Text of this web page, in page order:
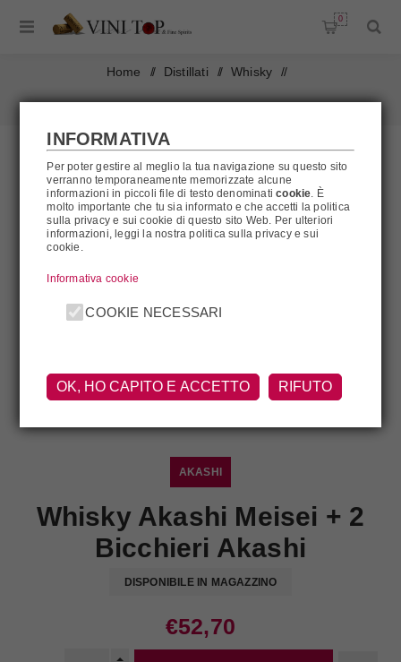
0
Home / Distillati / Whisky /
AKASHI
Whisky Akashi Meisei + 2
Bicchieri Akashi
DISPONIBILE IN MAGAZZINO
€52,70
INFORMATIVA
Per poter gestire al meglio la tua navigazione su questo sito
verranno temporaneamente memorizzate alcune
informazioni in piccoli file di testo denominaticookie . È
molto importante che tu sia informato e che accetti la politica
sulla privacy e sui cookie di questo sito Web. Per ulteriori
informazioni, leggi la nostra politica sulla privacy e sui
cookie.
Informativa cookie
COOKIE NECESSARI
OK, HO CAPITO E ACCETTO RIFUTO